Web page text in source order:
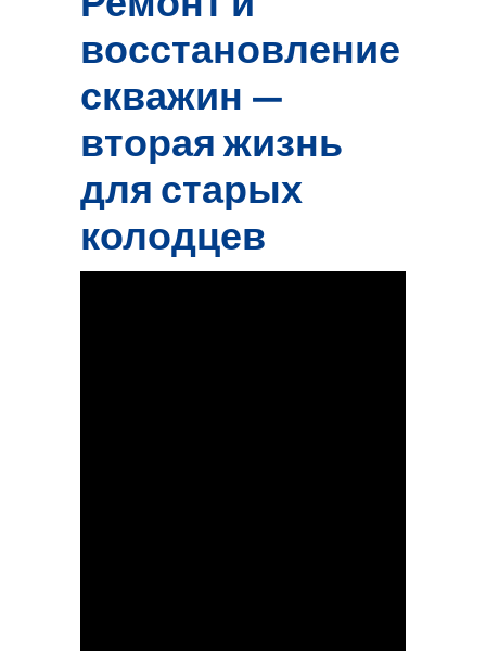
восстановление
скважин —
вторая жизнь
для старых
колодцев